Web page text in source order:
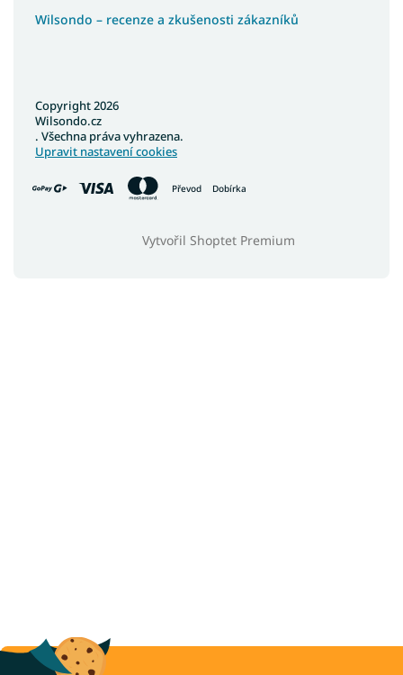
Wilsondo – recenze a zkušenosti zákazníků
Převod Dobírka
Vytvořil Shoptet Premium
Copyright 2026
Wilsondo.cz
. Všechna práva vyhrazena.
Upravit nastavení cookies